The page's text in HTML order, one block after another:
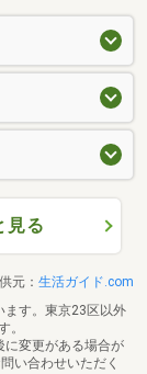
見る
元： 生活ガイド.com
ます。東京23区以外
。
に変更がある場合が
い合わせいただく